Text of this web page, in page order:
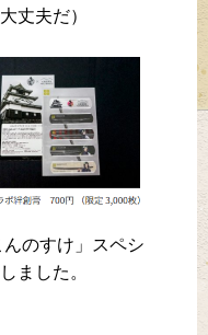
丈夫だ）
のすけ」スペシ
ました。